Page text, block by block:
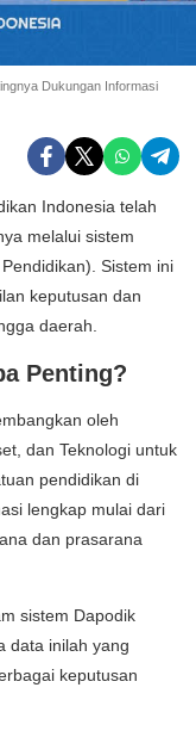
Dukungan Informasi
Indonesia telah
melalui sistem
Sistem ini
keputusan dan
daerah.
Penting?
oleh
dan Teknologi untuk
pendidikan di
lengkap mulai dari
dan prasarana
sistem Dapodik
data inilah yang
keputusan